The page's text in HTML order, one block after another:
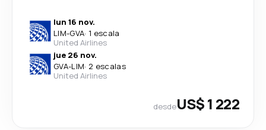
lun 16 nov.
LIM-GVA· 1 escala
United Airlines
jue 26 nov.
GVA-LIM· 2 escalas
United Airlines
desdeUS$ 1 222